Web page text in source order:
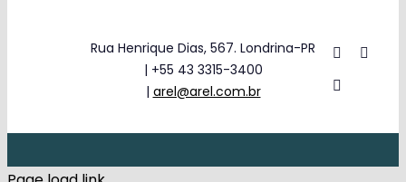
Rua Henrique Dias, 567. Londrina-PR
| +55 43 3315-3400
| arel@arel.com.br